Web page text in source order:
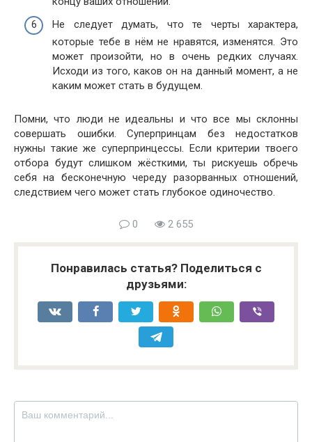
Не следует думать, что те черты характера,
которые тебе в нём не нравятся, изменятся. Это
может произойти, но в очень редких случаях.
Исходи из того, каков он на данный момент, а не
каким может стать в будущем.
Помни, что люди не идеальны и что все мы склонны
совершать ошибки. Суперпринцам без недостатков
нужны такие же суперпринцессы. Если критерии твоего
отбора будут слишком жёсткими, ты рискуешь обречь
себя на бесконечную череду разорванных отношений,
следствием чего может стать глубокое одиночество.
0 2 655
Понравилась статья? Поделиться с
друзьями: